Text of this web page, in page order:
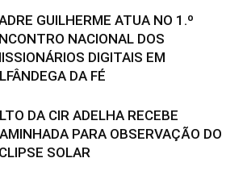
GUILHERME ATUA NO 1.º
NACIONAL DOS
DIGITAIS EM
DA FÉ
DA CIR ADELHA RECEBE
PARA OBSERVAÇÃO DO
SOLAR